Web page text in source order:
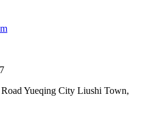
Yueqing City Liushi Town,